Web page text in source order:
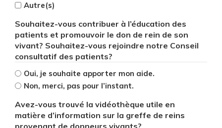
Autre(s)
Souhaitez-vous contribuer à l’éducation des
patients et promouvoir le don de rein de son
vivant? Souhaitez-vous rejoindre notre Conseil
consultatif des patients?
Oui, je souhaite apporter mon aide.
Non, merci, pas pour l’instant.
Avez-vous trouvé la vidéothèque utile en
matière d’information sur la greffe de reins